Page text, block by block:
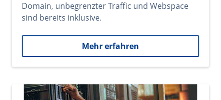
Domain, unbegrenzter Traffic und Webspace
sind bereits inklusive.
Mehr erfahren